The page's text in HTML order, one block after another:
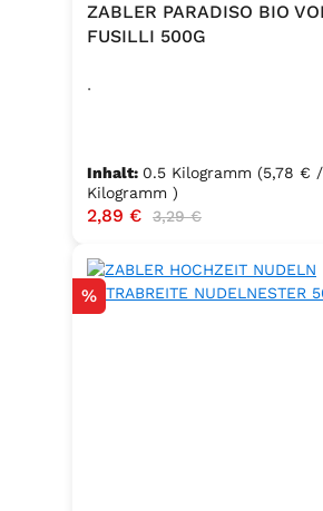
ZABLER PARADISO BIO
FUSILLI 500G
.
Inhalt: 0.5 Kilogramm (5,78 € /
Kilogramm )
Verkaufspreis:
2,89 € Regulärer Preis:
3,29 €
Rabatt
%